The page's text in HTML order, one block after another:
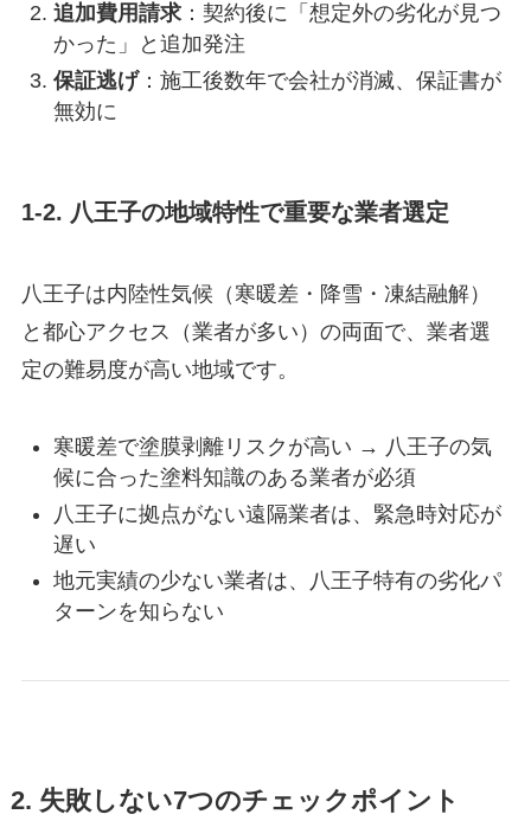
追加費用請求：契約後に「想定外の劣化が見つ
かった」と追加発注
保証逃げ：施工後数年で会社が消滅、保証書が
無効に
1-2. 八王子の地域特性で重要な業者選定
八王子は内陸性気候（寒暖差・降雪・凍結融解）
と都心アクセス（業者が多い）の両面で、業者選
定の難易度が高い地域です。
寒暖差で塗膜剥離リスクが高い → 八王子の気
候に合った塗料知識のある業者が必須
八王子に拠点がない遠隔業者は、緊急時対応が
遅い
地元実績の少ない業者は、八王子特有の劣化パ
ターンを知らない
2. 失敗しない7つのチェックポイント